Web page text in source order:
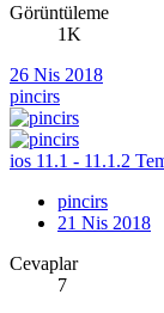
Görüntüleme
1K
26 Nis 2018
pincirs
ios 11.1 - 11.1.2
pincirs
21 Nis 2018
Cevaplar
7